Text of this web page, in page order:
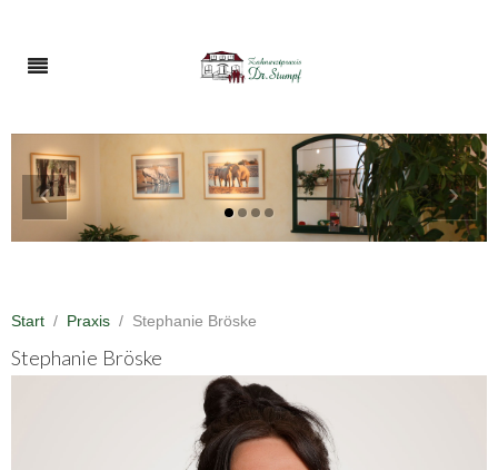
›
‹
Start Praxis Stephanie Bröske
Stephanie Bröske